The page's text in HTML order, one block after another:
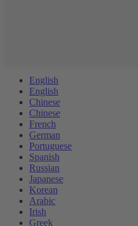
English
English
Chinese
Chinese
French
German
Portuguese
Spanish
Russian
Japanese
Korean
Arabic
Irish
Greek